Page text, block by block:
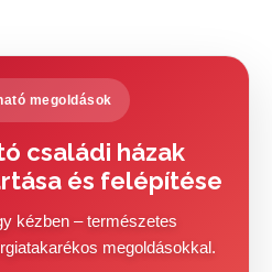
megoldások
családi házak
és felépítése
kézben – természetes
megoldásokkal.